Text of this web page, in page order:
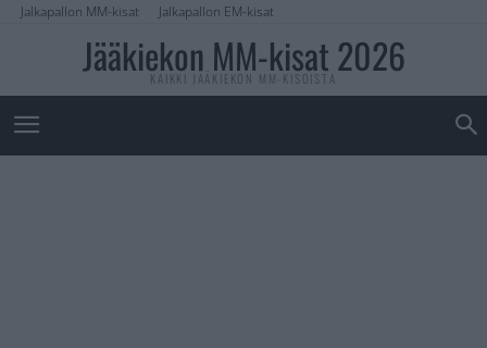
Jalkapallon MM-kisat Jalkapallon EM-kisat
Jääkiekon MM-kisat 2026
KAIKKI JÄÄKIEKON MM-KISOISTA